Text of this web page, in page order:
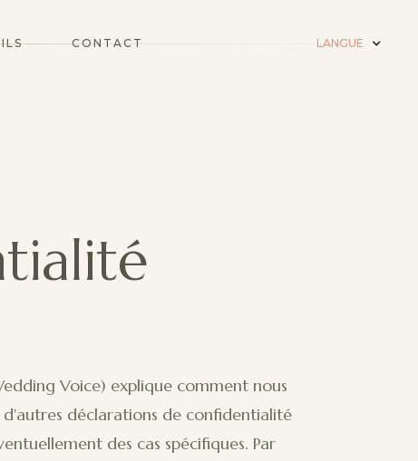
CONTACT LANGUE
Voice) explique comment nous
d'autres déclarations de confidentialité
des cas spécifiques. Par